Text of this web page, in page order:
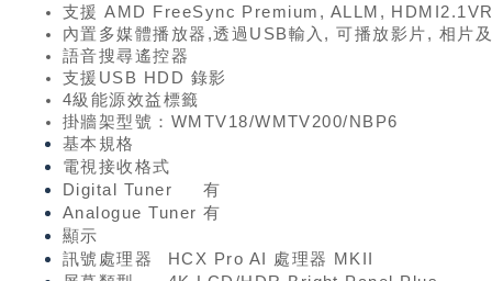
支援 AMD FreeSync Premium, ALLM,
內置多媒體播放器,透過USB輸入, 可播放影片, 相片
語音搜尋遙控器
支援USB HDD 錄影
4級能源效益標籤
掛牆架型號：WMTV18/WMTV200/NBP6
基本規格
電視接收格式
Digital Tuner
有
Analogue Tuner 有
顯示
訊號處理器
HCX Pro AI 處理器 MKII